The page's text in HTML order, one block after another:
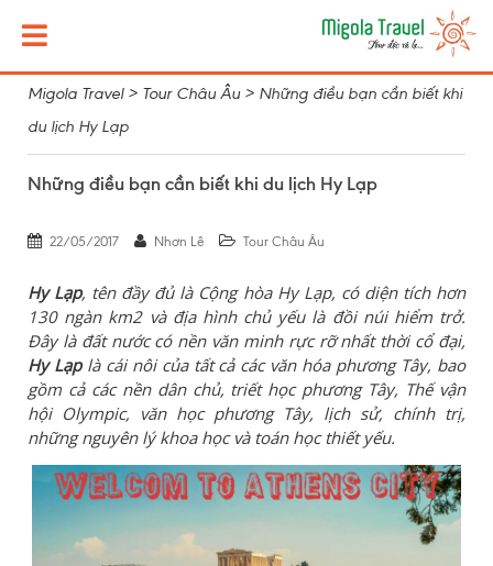
Migola Travel> Tour Châu Âu> Những điều bạn cần biết khi
du lịch Hy Lạp
Những điều bạn cần biết khi du lịch Hy Lạp
22/05/2017 Nhơn Lê Tour Châu Âu
Hy Lạp, tên đầy đủ là Cộng hòa Hy Lạp, có diện tích hơn
130 ngàn km2 và địa hình chủ yếu là đồi núi hiểm trở.
Đây là đất nước có nền văn minh rực rỡ nhất thời cổ đại,
Hy Lạplà cái nôi của tất cả các văn hóa phương Tây, bao
gồm cả các nền dân chủ, triết học phương Tây, Thế vận
hội Olympic, văn học phương Tây, lịch sử, chính trị,
những nguyên lý khoa học và toán học thiết yếu.